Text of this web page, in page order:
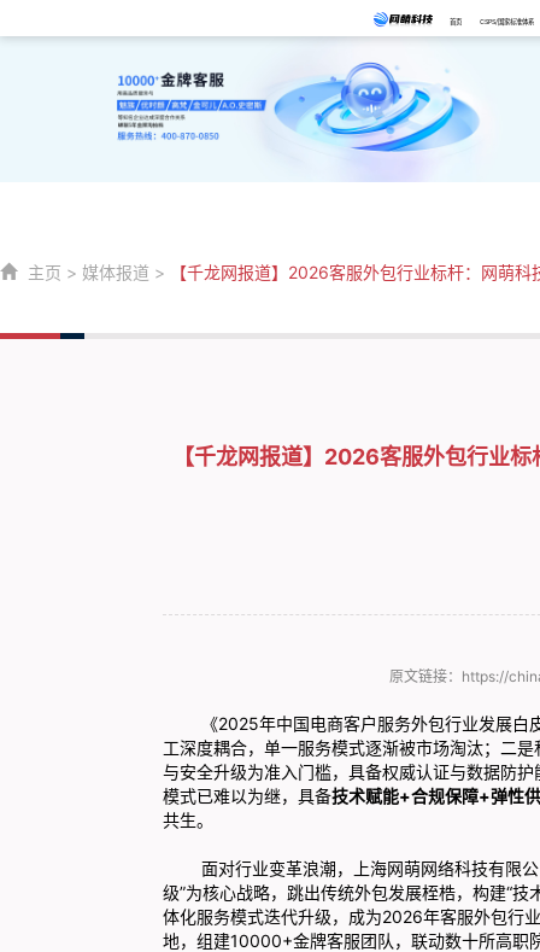
首页 CSPS/国家标准体系
主页 > 媒体报道 > 【千龙网报道】2026客服外包行业标杆：网萌
【千龙网报道】2026客服外包行业
原文链接：https://
《2025年中国电商客户服务外包行业发展白
工深度耦合，单一服务模式逐渐被市场淘汰；二
与安全升级为准入门槛，具备权威认证与数据防
模式已难以为继，具备技术赋能+合规保障+弹性
共生。
面对行业变革浪潮，上海网萌网络科技有限公
级”为核心战略，跳出传统外包发展桎梏，构建“
体化服务模式迭代升级，成为2026年客服外包行
地，组建10000+金牌客服团队，联动数十所高职